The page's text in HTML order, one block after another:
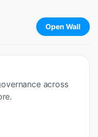
Open Wall
across